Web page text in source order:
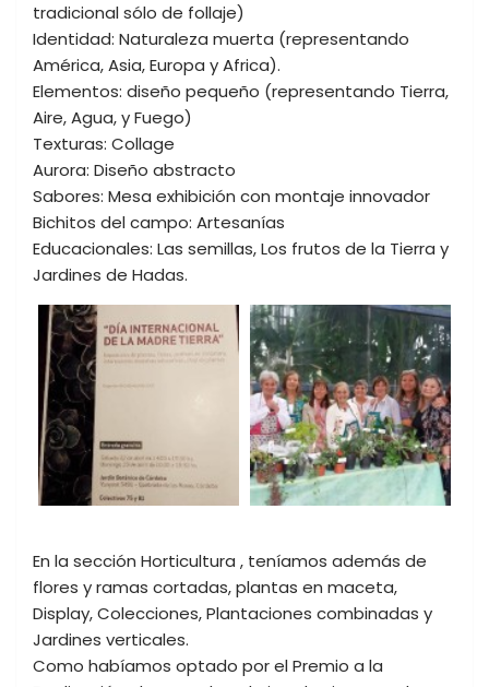
tradicional sólo de follaje)
Identidad: Naturaleza muerta (representando
América, Asia, Europa y Africa).
Elementos: diseño pequeño (representando Tierra,
Aire, Agua, y Fuego)
Texturas: Collage
Aurora: Diseño abstracto
Sabores: Mesa exhibición con montaje innovador
Bichitos del campo: Artesanías
Educacionales: Las semillas, Los frutos de la Tierra y
Jardines de Hadas.
En la sección Horticultura , teníamos además de
flores y ramas cortadas, plantas en maceta,
Display, Colecciones, Plantaciones combinadas y
Jardines verticales.
Como habíamos optado por el Premio a la